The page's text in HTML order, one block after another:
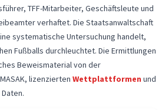
TFF-Mitarbeiter, Geschäftsleute und
verhaftet. Die Staatsanwaltschaft
systematische Untersuchung handelt,
Fußballs durchleuchtet. Die Ermittlungen
Beweismaterial von der
lizenzierten Wettplattformen und